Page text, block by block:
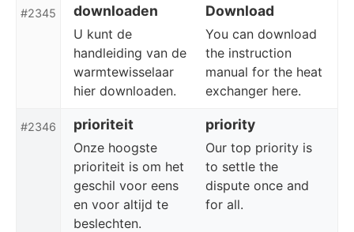
#2345 downloaden Download
U kunt de
handleiding van de
warmtewisselaar
hier downloaden.
You can download
the instruction
manual for the heat
exchanger here.
#2346 prioriteit priority
Onze hoogste
prioriteit is om het
geschil voor eens
en voor altijd te
beslechten.
Our top priority is
to settle the
dispute once and
for all.